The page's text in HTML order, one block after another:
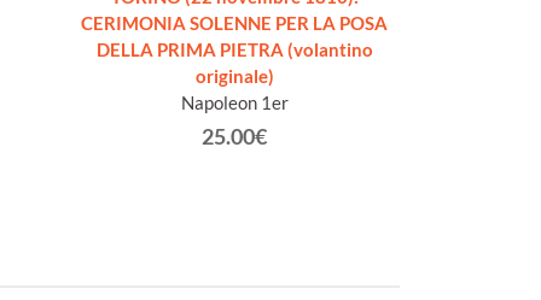
CERIMONIA SOLENNE PER LA POSA
DELLA PRIMA PIETRA (volantino
originale)
Napoleon 1er
25.00€